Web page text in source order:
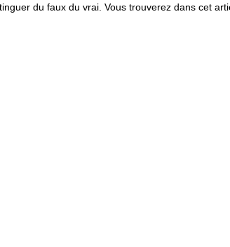
du faux du vrai. Vous trouverez dans cet